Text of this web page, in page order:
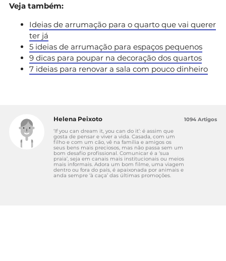
Veja também:
Ideias de arrumação para o quarto que vai querer
ter já
5 ideias de arrumação para espaços pequenos
9 dicas para poupar na decoração dos quartos
7 ideias para renovar a sala com pouco dinheiro
Helena Peixoto
‘If you can dream it, you can do it’: é assim que
gosta de pensar e viver a vida. Casada, com um
filho e com um cão, vê na família e amigos os
seus bens mais preciosos, mas não passa sem um
bom desafio profissional. Comunicar é a ‘sua
praia’, seja em canais mais institucionais ou meios
mais informais. Adora um bom filme, uma viagem
dentro ou fora do país, é apaixonada por animais e
anda sempre ‘à caça’ das últimas promoções.
1094 Artigos